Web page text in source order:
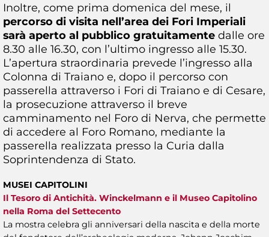
Inoltre, come prima domenica del mese, il
percorso di visita nell’area dei Fori Imperiali
sarà aperto al pubblico gratuitamente dalle ore
8.30 alle 16.30, con l’ultimo ingresso alle 15.30.
L’apertura straordinaria prevede l’ingresso alla
Colonna di Traiano e, dopo il percorso con
passerella attraverso i Fori di Traiano e di Cesare,
la prosecuzione attraverso il breve
camminamento nel Foro di Nerva, che permette
di accedere al Foro Romano, mediante la
passerella realizzata presso la Curia dalla
Soprintendenza di Stato.
MUSEI CAPITOLINI
Il Tesoro di Antichità. Winckelmann e il Museo Capitolino
nella Roma del Settecento
La mostra celebra gli anniversari della nascita e della morte